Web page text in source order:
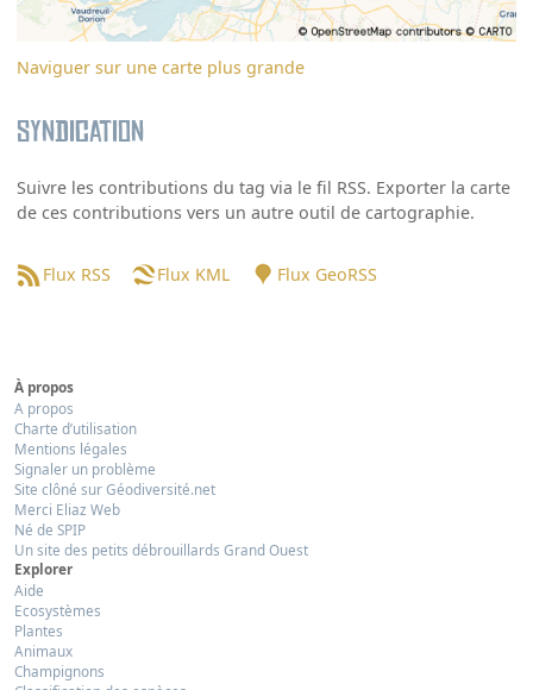
Naviguer sur une carte plus grande
Syndication
Suivre les contributions du tag via le fil RSS. Exporter la carte
de ces contributions vers un autre outil de cartographie.
Flux RSS Flux KML Flux GeoRSS
À propos
A propos
Charte d’utilisation
Mentions légales
Signaler un problème
Site clôné sur Géodiversité.net
Merci Eliaz Web
Né de SPIP
Un site des petits débrouillards Grand Ouest
Explorer
Aide
Ecosystèmes
Plantes
Animaux
Champignons